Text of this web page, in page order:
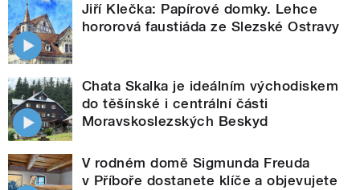
Jiří Klečka: Papírové domky. Lehce
hororová faustiáda ze Slezské Ostravy
Chata Skalka je ideálním východiskem
do těšínské i centrální části
Moravskoslezských Beskyd
V rodném domě Sigmunda Freuda
v Příboře dostanete klíče a objevujete